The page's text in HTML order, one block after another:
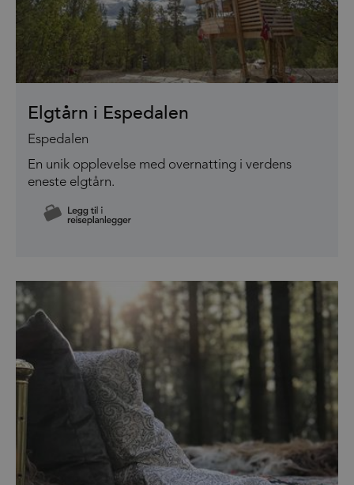
Elgtårn i Espedalen
Espedalen
En unik opplevelse med overnatting i verdens
eneste elgtårn.